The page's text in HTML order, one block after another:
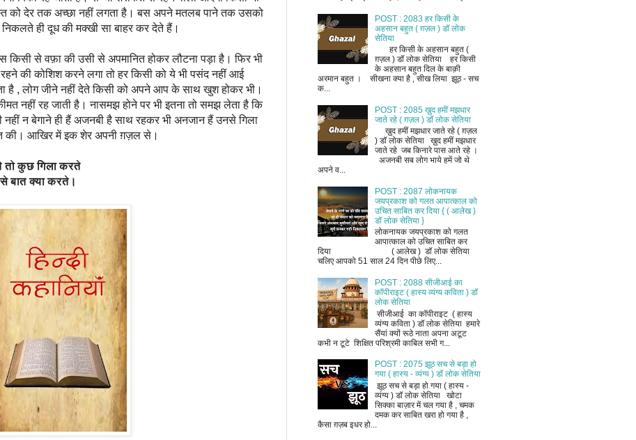
को देर तक अच्छा नहीं लगता है। बस अपने मतलब पाने तक उसको
ही दूध की मक्खी सा बाहर कर देते हैं।
किसी से वफ़ा की उसी से अपमानित होकर लौटना पड़ा है। फिर भी
की कोशिश करने लगा तो हर किसी को ये भी पसंद नहीं आई
है , लोग जीने नहीं देते किसी को अपने आप के साथ खुश होकर भी।
नहीं रह जाती है। नासमझ होने पर भी इतना तो समझ लेता है कि
नहीं न बेगाने ही हैं अजनबी है साथ रहकर भी अनजान हैं उनसे गिला
की। आखिर में इक शेर अपनी ग़ज़ल से।
करते
करते।
POST : 2083 हर किसी के
अहसान बहुत ( ग़ज़ल ) डॉ लोक
सेतिया
हर किसी के अहसान बहुत (
ग़ज़ल ) डॉ लोक सेतिया हर किसी
के अहसान बहुत दिल के बाक़ी
अरमान बहुत । सीखना क्या है , सीख लिया झूठ - सच
क...
POST : 2085 ख़ुद हमीं मझधार
जाते रहे ( ग़ज़ल ) डॉ लोक सेतिया
ख़ुद हमीं मझधार जाते रहे ( ग़ज़ल
) डॉ लोक सेतिया ख़ुद हमीं मझधार
जाते रहे जब किनारे पास आते रहे ।
अजनबी सब लोग भाये हमें जो थे
अपने व...
POST : 2087 लोकनायक
जयप्रकाश को गलत आपात्काल को
उचित साबित कर दिया { ( आलेख )
डॉ लोक सेतिया }
लोकनायक जयप्रकाश को गलत
आपात्काल को उचित साबित कर
दिया ( आलेख ) डॉ लोक सेतिया
चलिए आपको 51 साल 24 दिन पीछे लिए...
POST : 2088 सीजीआई का
कॉपीराइट ( हास्य व्यंग्य कविता ) डॉ
लोक सेतिया
सीजीआई का कॉपीराइट ( हास्य
व्यंग्य कविता ) डॉ लोक सेतिया हमारे
सैंयां क्यों रूठे नाता अपना अटूट
कभी न टूटे शिक्षित परिश्रमी काबिल सभी ग...
POST : 2075 झूठ सच से बड़ा हो
गया ( हास्य - व्यंग्य ) डॉ लोक सेतिया
झूठ सच से बड़ा हो गया ( हास्य -
व्यंग्य ) डॉ लोक सेतिया खोटा
सिक्का बाज़ार में चल गया है , चमक
दमक कर साबित खरा हो गया है ,
कैसा ग़ज़ब इधर हो...